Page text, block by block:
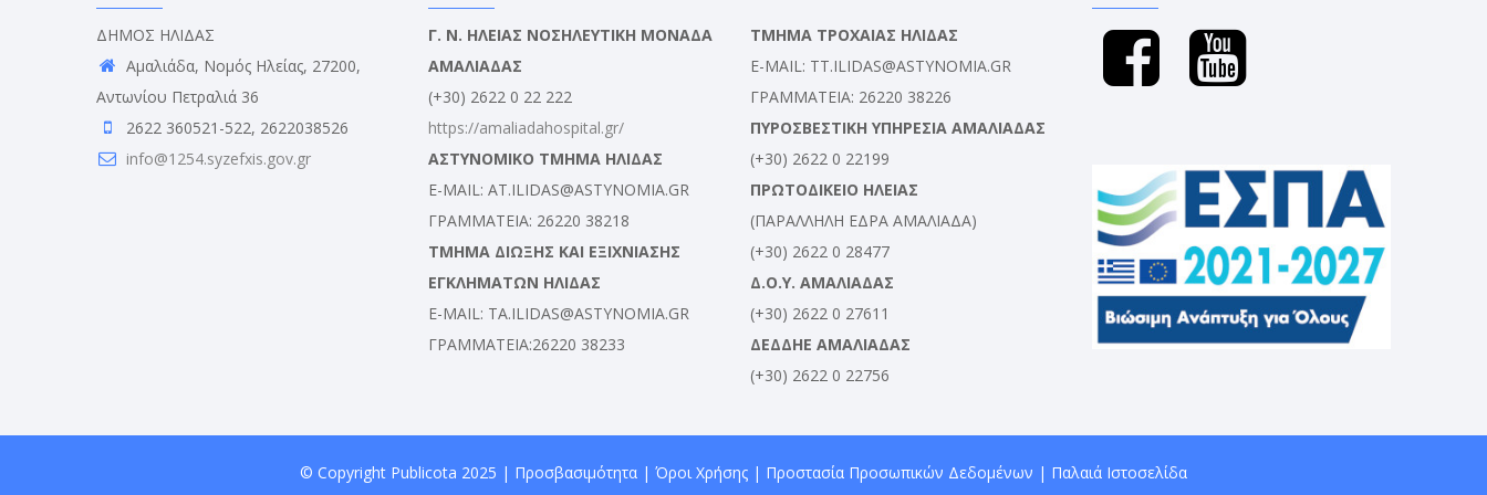
ΔΗΜΟΣ ΗΛΙΔΑΣ
Αμαλιάδα, Νομός Ηλείας, 27200,
Αντωνίου Πετραλιά 36
2622 360521-522, 2622038526
info@1254.syzefxis.gov.gr
Γ. Ν. ΗΛΕΙΑΣ ΝΟΣΗΛΕΥΤΙΚΗ ΜΟΝΑΔΑ
ΑΜΑΛΙΑΔΑΣ
(+30) 2622 0 22 222
https://amaliadahospital.gr/
ΑΣΤΥΝΟΜΙΚΟ ΤΜΗΜΑ ΗΛΙΔΑΣ
E-MAIL: AT.ILIDAS@ASTYNOMIA.GR
ΓΡΑΜΜΑΤΕΙΑ: 26220 38218
ΤΜΗΜΑ ΔΙΩΞΗΣ ΚΑΙ ΕΞΙΧΝΙΑΣΗΣ
ΕΓΚΛΗΜΑΤΩΝ ΗΛΙΔΑΣ
E-MAIL: TA.ILIDAS@ASTYNOMIA.GR
ΓΡΑΜΜΑΤΕΙΑ:26220 38233
ΤΜΗΜΑ ΤΡΟΧΑΙΑΣ ΗΛΙΔΑΣ
E-MAIL: TT.ILIDAS@ASTYNOMIA.GR
ΓΡΑΜΜΑΤΕΙΑ: 26220 38226
ΠΥΡΟΣΒΕΣΤΙΚΗ ΥΠΗΡΕΣΙΑ ΑΜΑΛΙΑΔΑΣ
(+30) 2622 0 22199
ΠΡΩΤΟΔΙΚΕΙΟ ΗΛΕΙΑΣ
(ΠΑΡΑΛΛΗΛΗ ΕΔΡΑ ΑΜΑΛΙΑΔΑ)
(+30) 2622 0 28477
Δ.Ο.Υ. ΑΜΑΛΙΑΔΑΣ
(+30) 2622 0 27611
ΔΕΔΔΗΕ ΑΜΑΛΙΑΔΑΣ
(+30) 2622 0 22756
© Copyright Publicota 2025 | Προσβασιμότητα | Όροι Χρήσης | Προστασία Προσωπικών Δεδομένων | Παλαιά Ιστοσελίδα